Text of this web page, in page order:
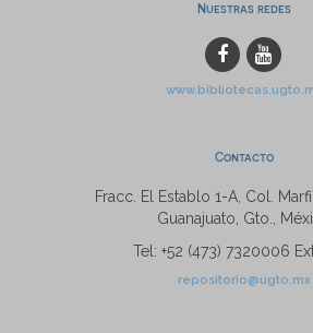
Nuestras redes
Contacto
Fracc. El Establo 1-A, Col.
Guanajuato, Gto.,
Tel: +52 (473) 7320006
repositorio@ugto.mx